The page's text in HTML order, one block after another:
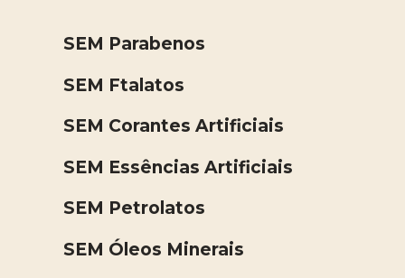
SEM Parabenos
SEM Ftalatos
SEM Corantes Artificiais
SEM Essências Artificiais
SEM Petrolatos
SEM Óleos Minerais